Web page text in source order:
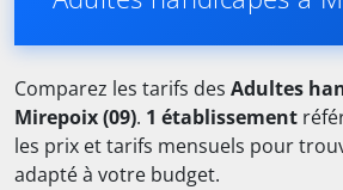
Comparez les tarifs des Adultes
Mirepoix (09). 1 établissement
les prix et tarifs mensuels pour
adapté à votre budget.